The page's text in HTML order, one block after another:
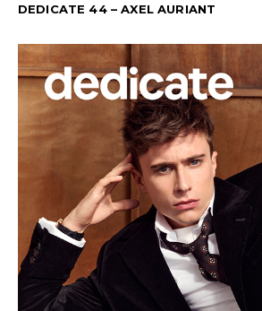
DEDICATE 44 – AXEL AURIANT